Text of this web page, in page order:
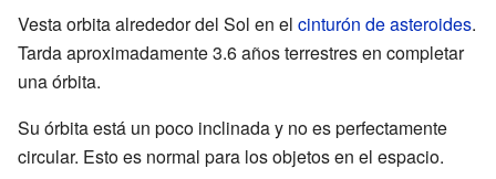
Vesta orbita alrededor del Sol en el cinturón de asteroides.
Tarda aproximadamente 3.6 años terrestres en completar
una órbita.
Su órbita está un poco inclinada y no es perfectamente
circular. Esto es normal para los objetos en el espacio.